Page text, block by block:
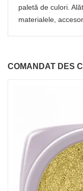
paletă de culori.
materialele,
COMANDAT DES